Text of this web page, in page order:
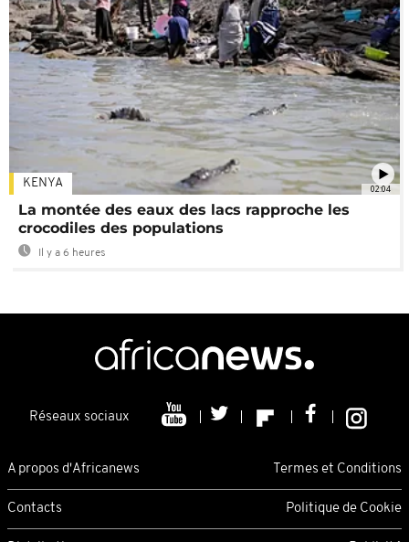
02:04
KENYA
La montée des eaux des lacs rapproche les
crocodiles des populations
Il y a 6 heures
Réseaux sociaux
A propos d'Africanews Termes et Conditions
Contacts Politique de Cookie